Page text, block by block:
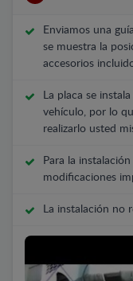
Enviamos una
se muestra la
accesorios
La placa se
vehículo, por lo
realizarlo usted
Para la
modificaciones
La instalación no